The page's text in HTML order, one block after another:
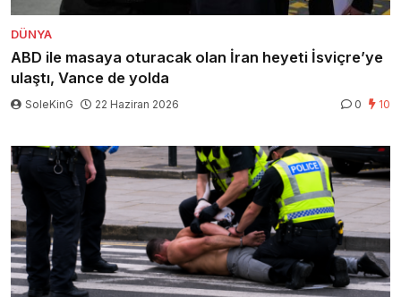
DÜNYA
ABD ile masaya oturacak olan İran heyeti İsviçre’ye
ulaştı, Vance de yolda
SoleKinG 22 Haziran 2026 0 10